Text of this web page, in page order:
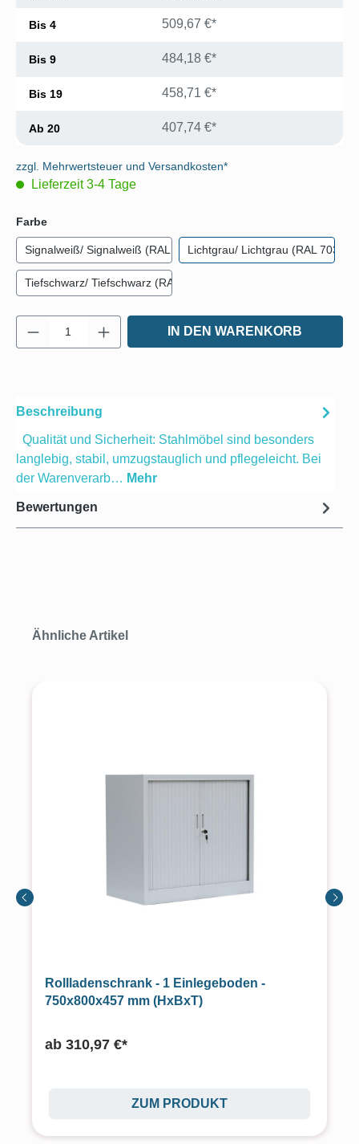
Bis 4 509,67 €*
Bis 9 484,18 €*
Bis 19 458,71 €*
Ab 20 407,74 €*
zzgl. Mehrwertsteuer und Versandkosten*
Lieferzeit 3-4 Tage
Farbeauswählen
Signalweiß/ Signalweiß (RAL 9003)Lichtgrau/ Lichtgrau (RAL 7035)
Tiefschwarz/ Tiefschwarz (RAL 9005)
Produkt Anzahl: Gib den gewünschten
IN DEN WARENKORB
Beschreibung
Qualität und Sicherheit: Stahlmöbel sind besonders
langlebig, stabil, umzugstauglich und pflegeleicht. Bei
der Warenverarb… Mehr
Bewertungen
Produktgalerie überspringen
Ähnliche Artikel
Rollladenschrank - 1 Einlegeboden -
750x800x457 mm (HxBxT)
ab 310,97 €*
ZUM PRODUKT